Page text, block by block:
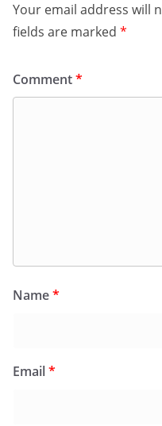
Your email address will
fields are marked *
Comment*
Name*
Email*